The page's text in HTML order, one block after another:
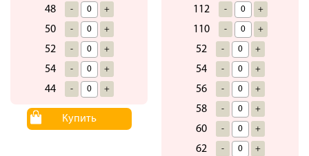
48 - +
50 - +
52 - +
54 - +
44 - +
Купить
112 - +
110 - +
52 - +
54 - +
56 - +
58 - +
60 - +
62 - +